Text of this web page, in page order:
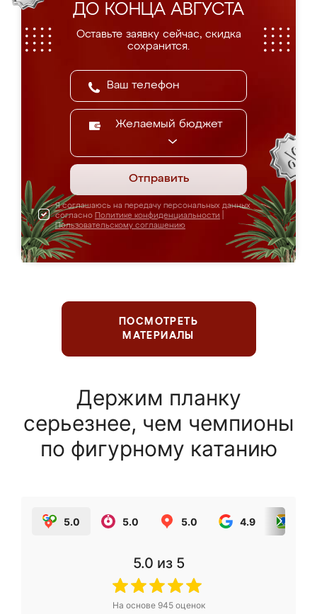
ДО КОНЦА АВГУСТА
Оставьте заявку сейчас, скидка
сохранится.
Желаемый бюджет
Отправить
Я соглашаюсь на передачу персональных данных
согласно Политике конфиденциальности
Пользовательскому соглашению
ПОСМОТРЕТЬ
МАТЕРИАЛЫ
Держим планку
серьезнее, чем чемпионы
по фигурному катанию
5.0 5.0 5.0 4.9
5.0 из 5
На основе 945оценок